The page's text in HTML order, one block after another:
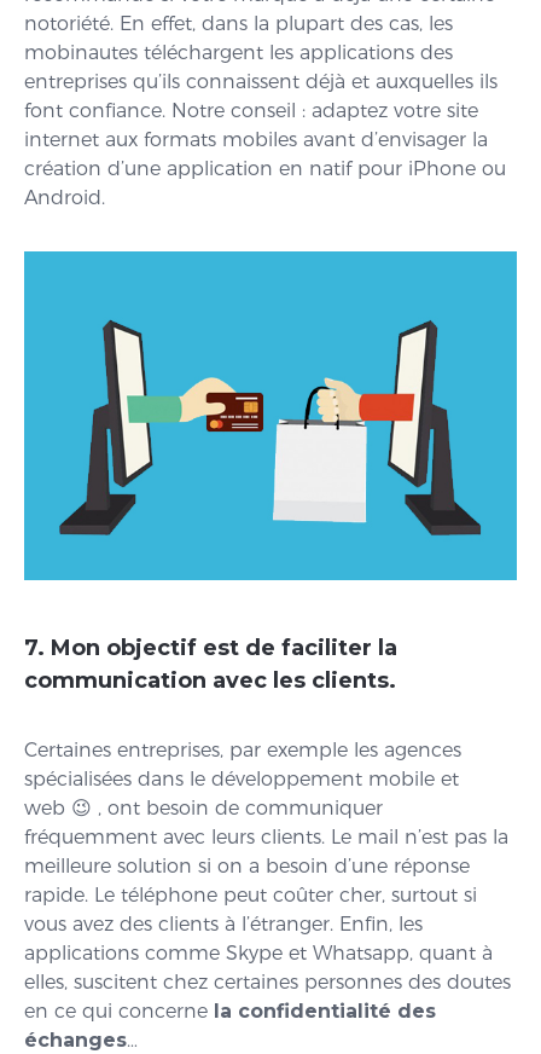
notoriété. En effet, dans la plupart des cas, les
mobinautes téléchargent les applications des
entreprises qu’ils connaissent déjà et auxquelles ils
font confiance. Notre conseil : adaptez votre site
internet aux formats mobiles avant d’envisager la
création d’une application en natif pour iPhone ou
Android.
7. Mon objectif est de faciliter la
communication avec les clients.
Certaines entreprises, par exemple les agences
spécialisées dans le développement mobile et
web 😉 , ont besoin de communiquer
fréquemment avec leurs clients. Le mail n’est pas la
meilleure solution si on a besoin d’une réponse
rapide. Le téléphone peut coûter cher, surtout si
vous avez des clients à l’étranger. Enfin, les
applications comme Skype et Whatsapp, quant à
elles, suscitent chez certaines personnes des doutes
en ce qui concerne la confidentialité des
échanges…